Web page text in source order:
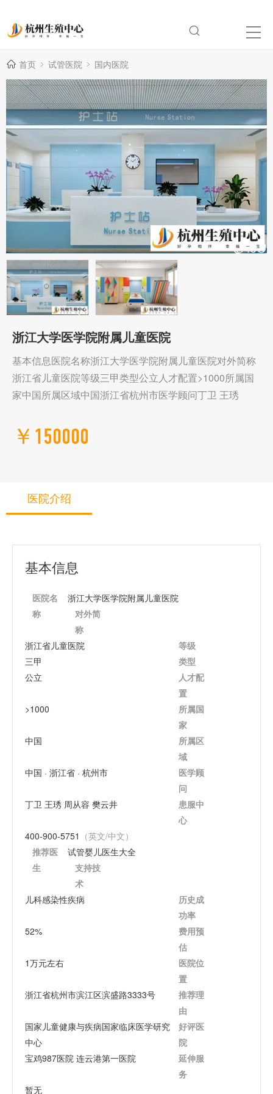
首页 试管医院 国内医院
浙江大学医学院附属儿童医院
基本信息医院名称浙江大学医学院附属儿童医院对外简称
浙江省儿童医院等级三甲类型公立人才配置>1000所属国
家中国所属区域中国浙江省杭州市医学顾问丁卫 王琇
￥150000
医院介绍
基本信息
医院名
称
浙江大学医学院附属儿童医院
对外简
称
浙江省儿童医院
等级
三甲
类型
公立
人才配
置
>1000
所属国
家
中国
所属区
域
中国
浙江省 杭州市
医学顾
问
丁卫 王琇 周从容 樊云井
患服中
心
400-900-5751 （英文/中文）
推荐医
生
试管婴儿医生大全
支持技
术
儿科感染性疾病
历史成
功率
52%
费用预
估
1万元左右
医院位
置
浙江省杭州市滨江区滨盛路3333号
推荐理
由
国家儿童健康与疾病国家临床医学研究
中心
好评医
院
宝鸡987医院 连云港第一医院
延伸服
务
暂无